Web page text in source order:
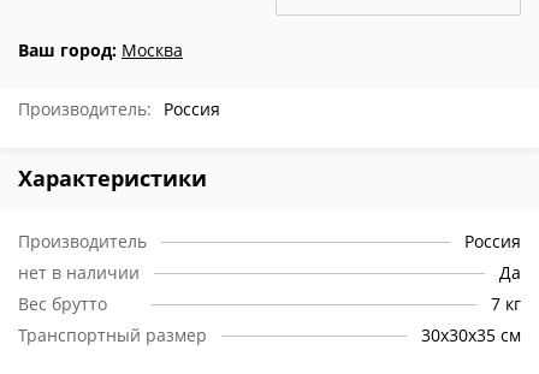
Ваш город: Москва
Производитель: Россия
Характеристики
Производитель
Россия
нет в наличии
Да
Вес брутто
7 кг
Транспортный размер
30х30х35 см